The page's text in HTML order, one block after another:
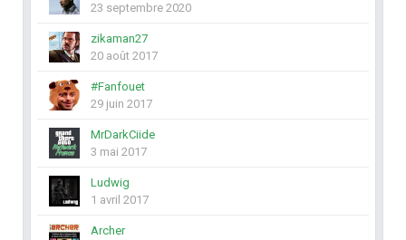
23 septembre 2020
zikaman27
20 août 2017
#Fanfouet
29 juin 2017
MrDarkCiide
3 mai 2017
Ludwig
1 avril 2017
Archer